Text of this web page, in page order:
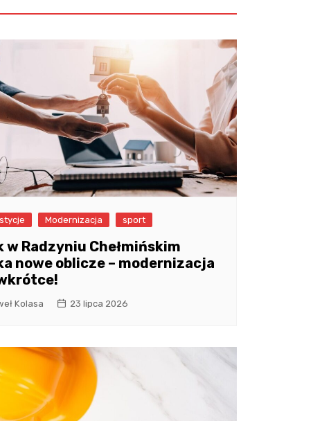
Modernizacja sport
w Radzyniu Chełmińskim
nowe oblicze – modernizacja
Kolasa 23 lipca 2026